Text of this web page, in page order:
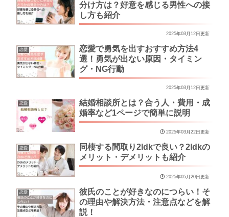
分け方は？好意を感じる男性への接
し方も紹介
2025年03月12日更新
恋愛
恋愛で勇気を出すおすすめ方法4
選！勇気が出ない原因・タイミン
グ・NG行動
2025年03月12日更新
恋愛
結婚相談所とは？合う人・費用・成
婚率など1ページで簡単に説明
2025年03月22日更新
恋愛
同棲する間取り2ldkで良い？2ldkの
メリット・デメリットも紹介
2025年05月20日更新
恋愛
彼氏のことが好きなのにつらい！そ
の理由や解決方法・注意点などを解
説！